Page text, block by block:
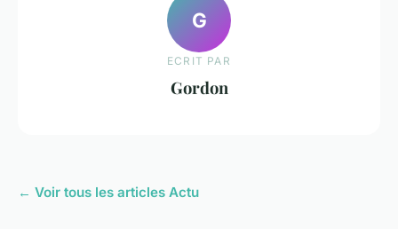
G
ECRIT PAR
Gordon
← Voir tous les articles Actu